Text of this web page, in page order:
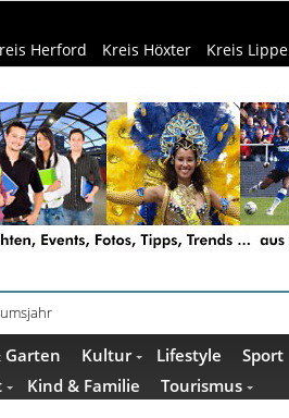
Herford Kreis Höxter Kreis Lippe
Hits
Garten Kultur Lifestyle Sport
Kind & Familie Tourismus